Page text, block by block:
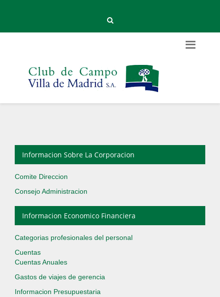
Informacion Sobre La Corporacion
Comite Direccion
Consejo Administracion
Informacion Economico Financiera
Categorias profesionales del personal
Cuentas
Cuentas Anuales
Gastos de viajes de gerencia
Informacion Presupuestaria